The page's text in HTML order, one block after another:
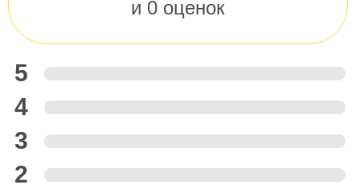
и 0 оценок
5
4
3
2